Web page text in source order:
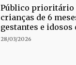
Público prioritário
crianças de 6
gestantes e idosos
28/03/2026